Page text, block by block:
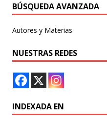
BÚSQUEDA AVANZADA
Autores y Materias
NUESTRAS REDES
INDEXADA EN